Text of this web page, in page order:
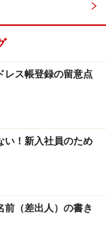
る
や健康保険・厚
示しなければな
もう一度、利用
。ここらへんは
す。
レス帳登録の留意点
い！新入社員のため
前（差出人）の書き